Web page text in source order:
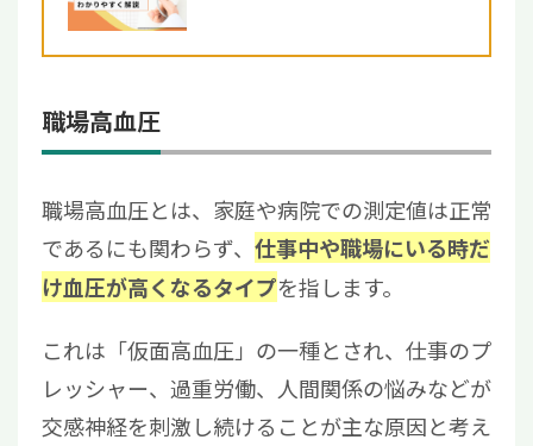
職場高血圧
職場高血圧とは、家庭や病院での測定値は正常
であるにも関わらず、 仕事中や職場にいる時だ
け血圧が高くなるタイプを指します。
これは「仮面高血圧」の一種とされ、仕事のプ
レッシャー、過重労働、人間関係の悩みなどが
交感神経を刺激し続けることが主な原因と考え